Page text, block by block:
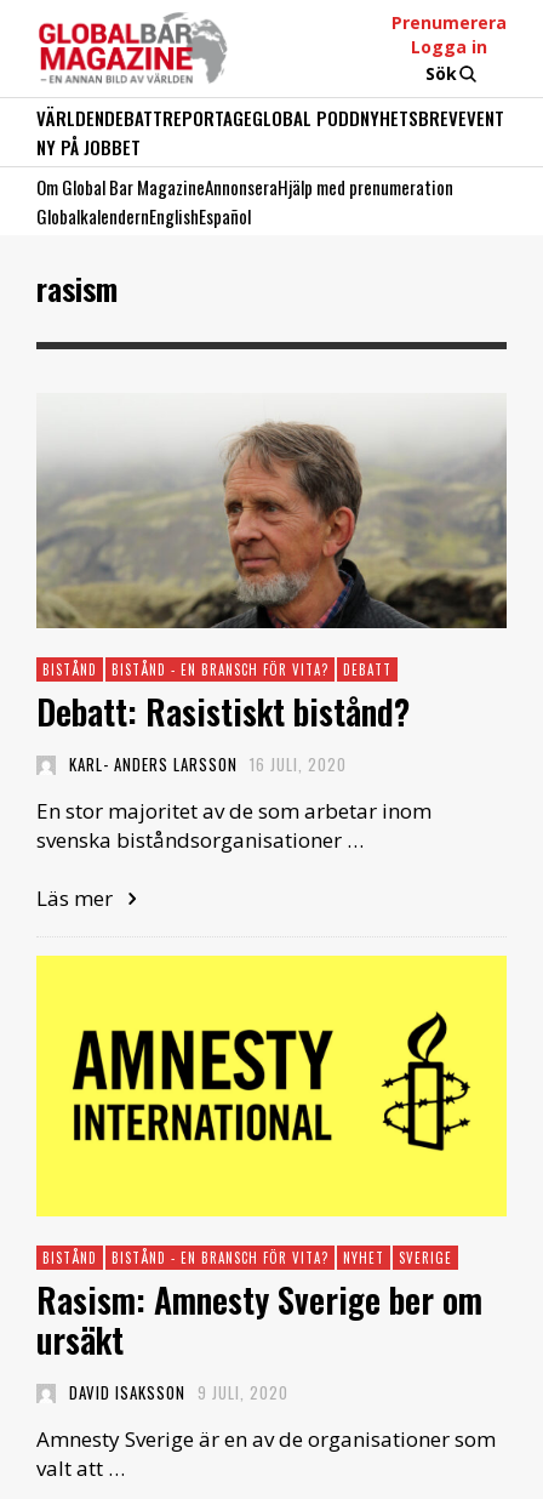
Prenumerera
Logga in
Sök
VÄRLDENDEBATTREPORTAGEGLOBAL PODDNYHETSBREVEVENT
NY PÅ JOBBET
Om Global Bar MagazineAnnonseraHjälp med prenumeration
GlobalkalendernEnglishEspañol
rasism
BISTÅND BISTÅND - EN BRANSCH FÖR VITA? DEBATT
Debatt: Rasistiskt bistånd?
KARL- ANDERS LARSSON 16 JULI, 2020
En stor majoritet av de som arbetar inom
svenska biståndsorganisationer …
Läs mer
BISTÅND BISTÅND - EN BRANSCH FÖR VITA? NYHET SVERIGE
Rasism: Amnesty Sverige ber om
ursäkt
DAVID ISAKSSON 9 JULI, 2020
Amnesty Sverige är en av de organisationer som
valt att …